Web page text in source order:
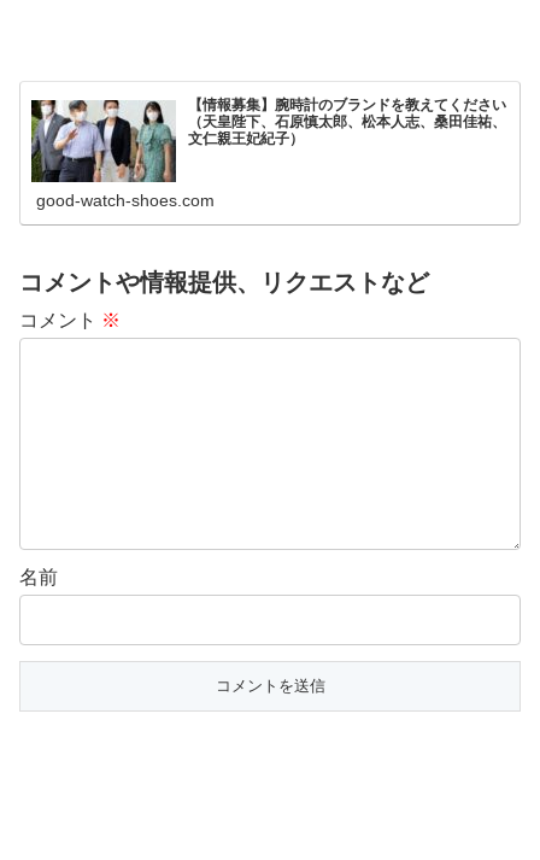
【情報募集】腕時計のブランドを教えてください
（天皇陛下、石原慎太郎、松本人志、桑田佳祐、
文仁親王妃紀子）
good-watch-shoes.com
コメントや情報提供、リクエストなど
コメント ※
名前